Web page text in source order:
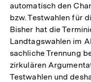
automatisch den
bzw. Testwahlen für
Bisher hat die
Landtagswahlen im
sachliche Trennung
zirkulären
Testwahlen und